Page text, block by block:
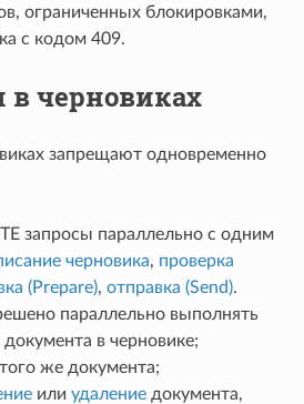
ограниченных блокировками,
с кодом 409.
в черновиках
запрещают одновременно
запросы параллельно с одним
черновика, проверка
(Prepare), отправка (Send).
параллельно выполнять
документа в черновике;
же документа;
или удалениедокумента,